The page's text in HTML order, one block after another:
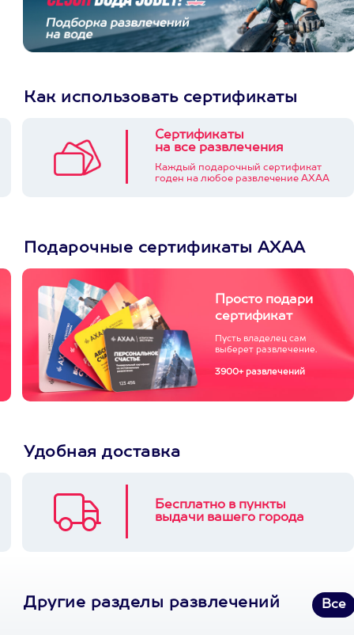
Как использовать сертификаты
Сертификаты
на все развлечения
Каждый подарочный сертификат
годен на любое развлечение АХАА
Подарочные сертификаты АХАА
Просто подари
сертификат
Пусть владелец сам
выберет развлечение.
3900+ развлечений
Удобная доставка
Бесплатно в пункты
выдачи вашего города
Другие разделы развлечений Все